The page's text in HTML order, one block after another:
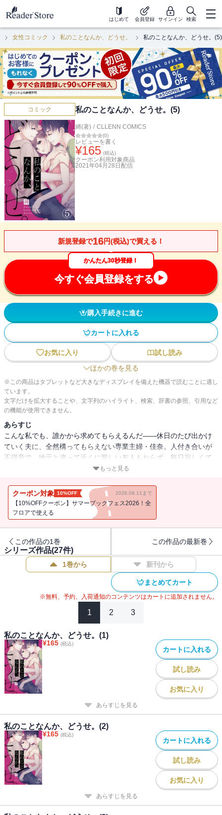
はじめて 会員登録 サインイン 検索
女性コミック 私のことなんか、どうせ。 私のことなんか、どうせ。(5)
コミック 私のことなんか、どうせ。(5)
縛(著) / CLLENN COMICS
(0)
レビューを書く
¥165 (税込)
クーポン利用対象商品
2021年04月28日 配信
新規登録で16円(税込)で買える！
かんたん30秒登録！
今すぐ会員登録をする
購入手続きに進む
カートに入れる
お気に入り
試し読み
ほかの巻を見る
※この商品はタブレットなど大きなディスプレイを備えた機器で読むことに適し
ています。
文字だけを拡大することや、文字列のハイライト、検索、辞書の参照、引用など
の機能が使用できません。
あらすじ
こんな私でも、誰かから求めてもらえるんだ――休日のたび出かけ
ていく夫に、全然構ってもらえない専業主婦・佳奈。人付き合いが
不得意で、地元と違って近くに親しい友人もおらず、毎日寂しくて
たまらない。誰でもいいから話し相手が欲しい・・・そんな気持ち
いうアプリって怖いイメージがあったけど、メッセージのやりとり
だけなら、と勇気を出して返信した相手は、イケメン大学生・みさ
き。気さくで話しやすい彼は佳奈の欲しい言葉をくれ、寂しさを埋
もっと見る
クーポン対象 10%OFF 2026.08.11まで
【10%OFFクーポン】サマーブックフェス2026！全
フロアで使える
この作品の1巻 この作品の最新巻
シリーズ作品(27件)
1巻から 新刊から
まとめてカート
※無料、予約、入荷通知のコンテンツはカートに追加されません。
1 2 3
私のことなんか、どうせ。(1)
¥165 (税込)
カートに入れる
試し読み
お気に入り
あらすじを見る
私のことなんか、どうせ。(2)
¥165 (税込)
カートに入れる
試し読み
お気に入り
あらすじを見る